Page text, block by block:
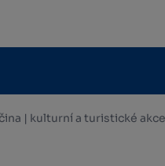
| kulturní a turistické akce